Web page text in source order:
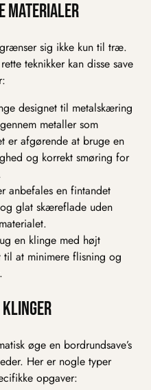
materialer
sig ikke kun til træ.
teknikker kan disse save
designet til metalskæring
metaller som
er afgørende at bruge en
og korrekt smøring for
anbefales en fintandet
glat skæreflade uden
en klinge med højt
at minimere flisning og
klinger
øge en bordrundsave’s
Her er nogle typer
opgaver: